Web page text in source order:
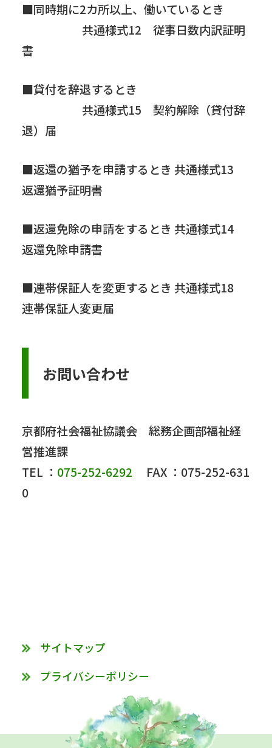
■同時期に2カ所以上、働いているとき
共通様式12 従事日数内訳証明
書
■貸付を辞退するとき
共通様式15 契約解除（貸付辞
退）届
■返還の猶予を申請するとき 共通様式13
返還猶予証明書
■返還免除の申請をするとき 共通様式14
返還免除申請書
■連帯保証人を変更するとき 共通様式18
連帯保証人変更届
お問い合わせ
京都府社会福祉協議会 総務企画部福祉経
営推進課
TEL ： 075-252-6292 FAX ：075-252-631
0
サイトマップ
プライバシーポリシー